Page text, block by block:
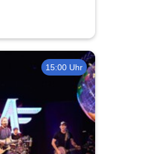
und Nico
15:00 Uhr